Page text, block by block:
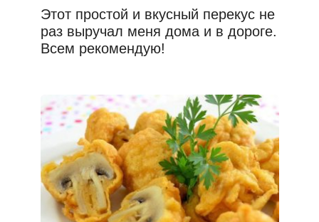
Этот простой и вкусный перекус не
раз выручал меня дома и в дороге.
Всем рекомендую!